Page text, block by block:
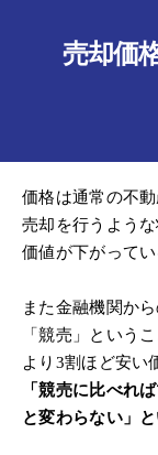
売却価
価格は通常の不
売却を行うよう
価値が下がって
また金融機関か
「競売」という
より3割ほど安い
「競売に比べれ
と変わらない」